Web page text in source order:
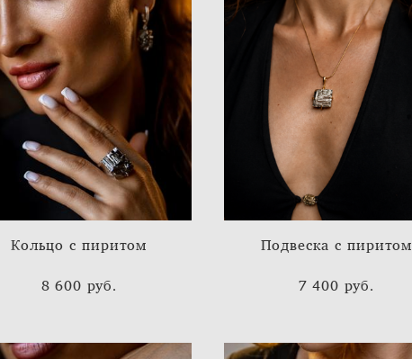
Кольцо с пиритом
8 600 pуб.
Подвеска с пиритом
7 400 pуб.